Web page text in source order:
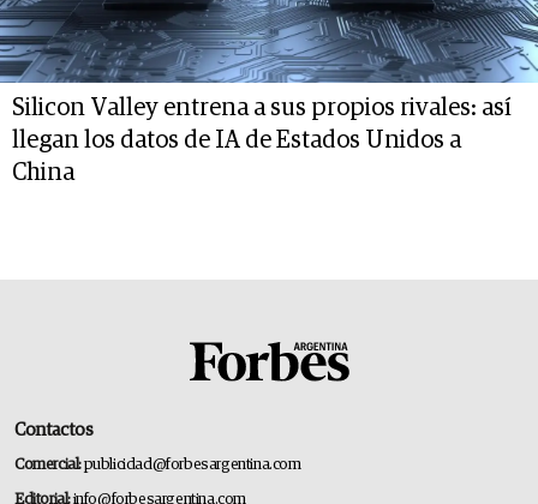
Silicon Valley entrena a sus propios rivales: así
llegan los datos de IA de Estados Unidos a
China
Contactos
Comercial:publicidad@forbesargentina.com
Editorial:info@forbesargentina.com